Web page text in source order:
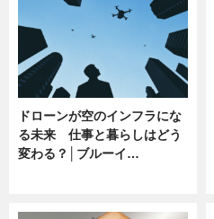
ドローンが空のインフラにな
る未来 仕事と暮らしはどう
変わる？│ブルーイ…